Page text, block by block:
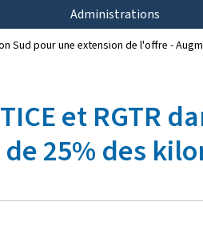
Administrations
Sud pour une extension de l'offre -
et RGTR
25% des